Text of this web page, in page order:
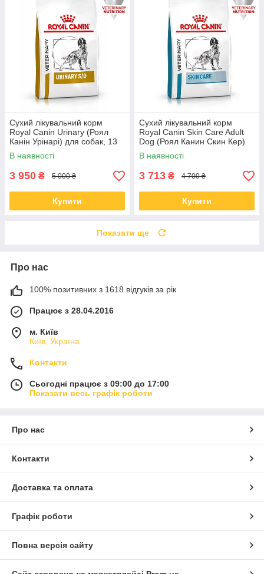
Сухий лікувальний корм
Royal Canin Urinary (Роял
Канін Урінарі) для собак, 13
КГ
В наявності
3 950 ₴ 5 000 ₴
Купити
Сухий лікувальний корм
Royal Canin Skin Care Adult
Dog (Роял Канин Скин Кер)
для собак 11 КГ
В наявності
3 713 ₴ 4 700 ₴
Купити
Показати ще
Про нас
100% позитивних з 1618 відгуків за рік
Працює з 28.04.2016
м. Київ
Київ, Україна
Контакти
Сьогодні працює з 09:00 до 17:00
Показати весь графік роботи
Про нас
Контакти
Доставка та оплата
Графік роботи
Повна версія сайту